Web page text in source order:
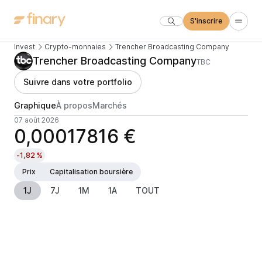
S'inscrire
Invest Crypto-monnaies Trencher Broadcasting Company
Trencher Broadcasting CompanyTBC
Suivre dans votre portfolio
GraphiqueÀ proposMarchés
07 août 2026
0,00017816 €
-1,82 %
Prix
Capitalisation boursière
1J 7J 1M 1A TOUT